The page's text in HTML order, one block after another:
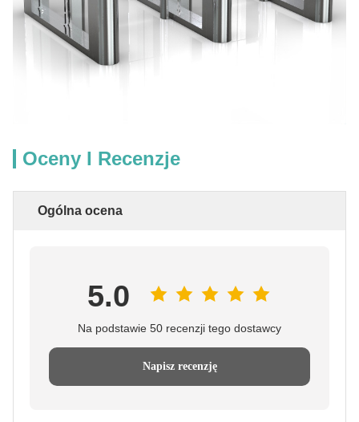
Oceny I Recenzje
Ogólna ocena
5.0
Na podstawie 50 recenzji tego dostawcy
Napisz recenzję